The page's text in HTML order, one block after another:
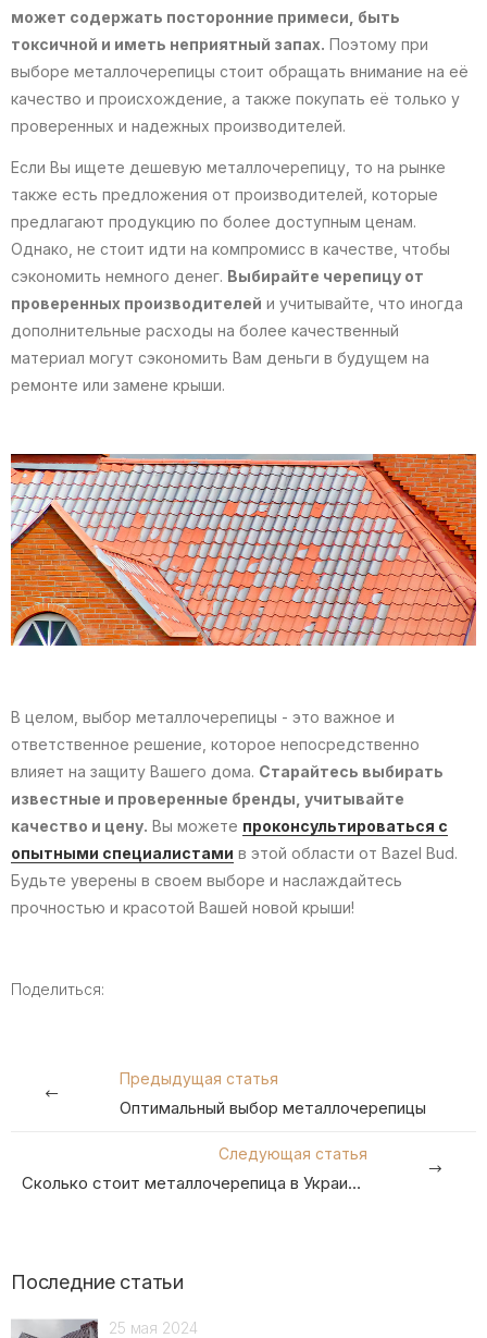
может содержать посторонние примеси, быть
токсичной и иметь неприятный запах. Поэтому при
выборе металлочерепицы стоит обращать внимание на её
качество и происхождение, а также покупать её только у
проверенных и надежных производителей.
Если Вы ищете дешевую металлочерепицу, то на рынке
также есть предложения от производителей, которые
предлагают продукцию по более доступным ценам.
Однако, не стоит идти на компромисс в качестве, чтобы
сэкономить немного денег. Выбирайте черепицу от
проверенных производителей и учитывайте, что иногда
дополнительные расходы на более качественный
материал могут сэкономить Вам деньги в будущем на
ремонте или замене крыши.
В целом, выбор металлочерепицы - это важное и
ответственное решение, которое непосредственно
влияет на защиту Вашего дома. Старайтесь выбирать
известные и проверенные бренды, учитывайте
качество и цену. Вы можете проконсультироваться с
опытными специалистами в этой области от Bazel Bud.
Будьте уверены в своем выборе и наслаждайтесь
прочностью и красотой Вашей новой крыши!
Поделиться:
Предыдущая статья
Оптимальный выбор металлочерепицы
Следующая статья
Сколько стоит металлочерепица в Украине в 2024 году
Последние статьи
25 мая 2024